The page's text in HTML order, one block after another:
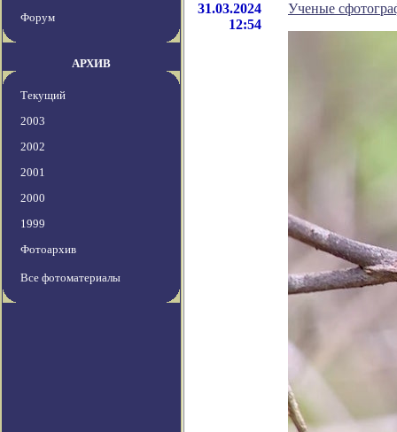
Форум
АРХИВ
Текущий
2003
2002
2001
2000
1999
Фотоархив
Все фотоматериалы
31.03.2024
12:54
Ученые